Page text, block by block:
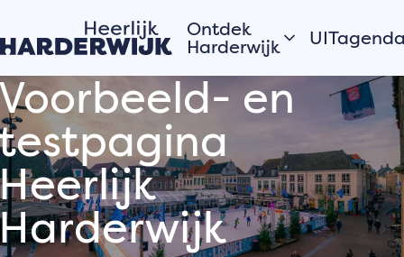
Ontdek
Harderwijk
Hanzestad
Water
Veluwe
Dorpen
Zomer in Harderwijk
Vandaag
Morgen
Dit
Bekijk alles
Open
en